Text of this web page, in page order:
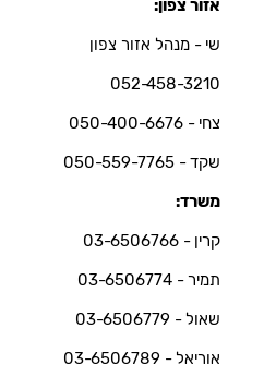
אזור צפון:
שי - מנהל אזור צפון
052-458-3210
צחי - 050-400-6676
שקד - 050-559-7765
משרד:
קרין - 03-6506766
תמיר - 03-6506774
שאול - 03-6506779
אוריאל - 03-6506789